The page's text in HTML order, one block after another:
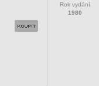
Rok vydání
1980